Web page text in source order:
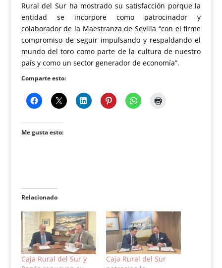
Rural del Sur ha mostrado su satisfacción porque la
entidad se incorpore como patrocinador y
colaborador de la Maestranza de Sevilla “con el firme
compromiso de seguir impulsando y respaldando el
mundo del toro como parte de la cultura de nuestro
país y como un sector generador de economía”.
Comparte esto:
Me gusta esto:
Relacionado
Caja Rural del Sur y
Caja Rural del Sur